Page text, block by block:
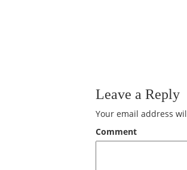
Leave a Reply
Your email address
Comment